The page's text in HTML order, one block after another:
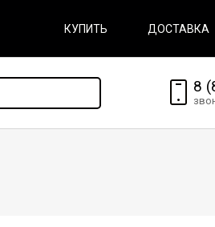
КУПИТЬ ДОСТАВКА
8